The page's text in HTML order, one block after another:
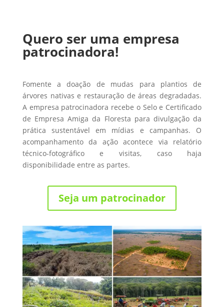
Quero ser uma empresa
patrocinadora!
Fomente a doação de mudas para plantios de
árvores nativas e restauração de áreas degradadas.
A empresa patrocinadora recebe o Selo e Certificado
de Empresa Amiga da Floresta para divulgação da
prática sustentável em mídias e campanhas. O
acompanhamento da ação acontece via relatório
técnico-fotográfico e visitas, caso haja
disponibilidade entre as partes.
Seja um patrocinador